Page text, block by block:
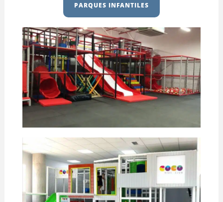
PARQUES INFANTILES